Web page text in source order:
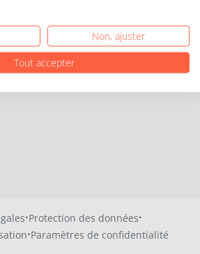
·Protection des données·
·Paramètres de confidentialité
Non, ajuster
Tout accepter